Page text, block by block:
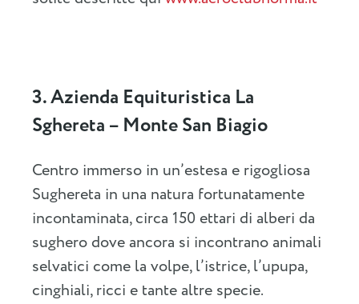
3. Azienda Equituristica La
Sghereta – Monte San Biagio
Centro immerso in un’estesa e rigogliosa
Sughereta in una natura fortunatamente
incontaminata, circa 150 ettari di alberi da
sughero dove ancora si incontrano animali
selvatici come la volpe, l’istrice, l’upupa,
cinghiali, ricci e tante altre specie.